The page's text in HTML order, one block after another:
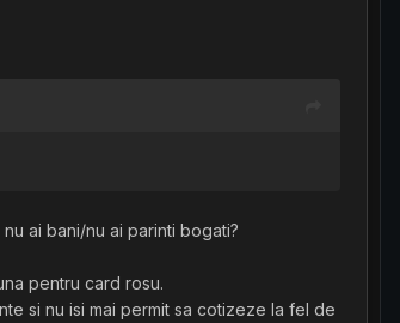
ai bani/nu ai parinti bogati?
pentru card rosu.
si nu isi mai permit sa cotizeze la fel de